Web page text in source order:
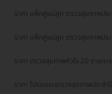
ราคา แพ็กคู่แม่ลูก ตรวจสุขภาพปร
ราคา แพ็กคู่แม่ลูก ตรวจสุขภาพปร
ราคา ตรวจสุขภาพหัวใจ 20 รายก
ราคา โปรแกรมตรวจสุขภาพประจำ